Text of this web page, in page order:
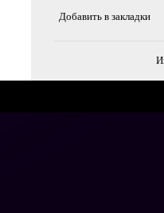
Добавить в закладки